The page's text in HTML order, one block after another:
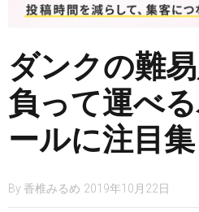
スタイル
仮想通貨
スマートフォン
ダンクの難
負って運べ
ールに注目
By 香椎みるめ 2019年10月22日